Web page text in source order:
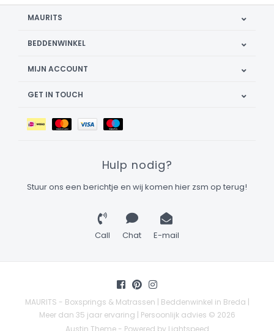
MAURITS
BEDDENWINKEL
MIJN ACCOUNT
GET IN TOUCH
Hulp nodig?
Stuur ons een berichtje en wij komen hier zsm op terug!
Call Chat E-mail
MAURITS - Boxsprings & Matrassen | Beddenwinkel in Breda |
Meer dan 35 jaar ervaring | Persoonlijk advies © 2026
Austin Theme- Powered by Lightspeed